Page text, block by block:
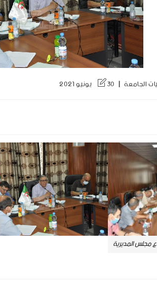
الجامعة 30 يونيو 2021
مجلس المديرية